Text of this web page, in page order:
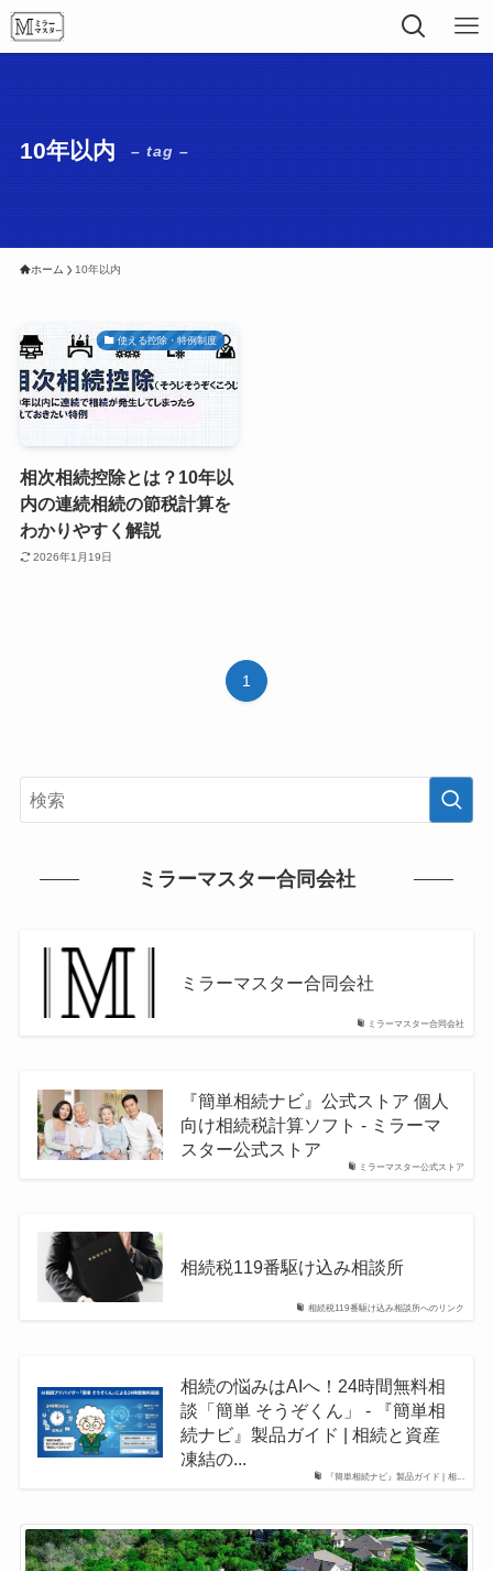
10年以内 – tag –
ホーム 10年以内
使える控除・特例制度
相次相続控除とは？10年以
内の連続相続の節税計算を
わかりやすく解説
2026年1月19日
1
ミラーマスター合同会社
ミラーマスター合同会社
ミラーマスター合同会社
ミラーマスター公式ストア
『簡単相続ナビ』公式ストア 個人
向け相続税計算ソフト - ミラーマ
スター公式ストア
相続税119番駆け込み相談所へのリンク
相続税119番駆け込み相談所
『簡単相続ナビ』製品ガイド | 相...
相続の悩みはAIへ！24時間無料相
談「簡単 そうぞくん」 - 『簡単相
続ナビ』製品ガイド | 相続と資産
凍結の...